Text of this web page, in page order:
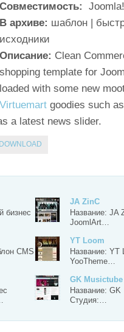
Совместимость:
В архиве: шаблон |
исходники
Описание: Clean
shopping template for
loaded with some new
Virtuemart goodies such
a latest news slider.
бизнес
JA ZinC
Название: JA
JoomlArt…
CMS
YT Loom
Название: YT
YooTheme…
GK Musictube
Название:
Студия:…